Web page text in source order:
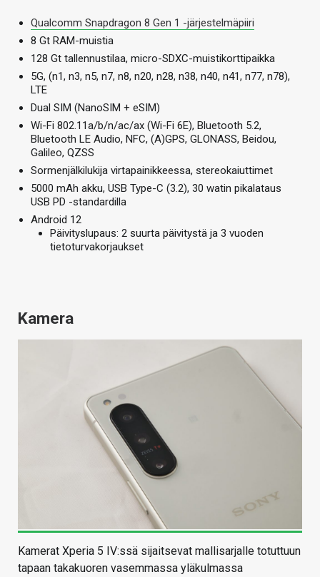
Qualcomm Snapdragon 8 Gen 1 -järjestelmäpiiri
8 Gt RAM-muistia
128 Gt tallennustilaa, micro-SDXC-muistikorttipaikka
5G, (n1, n3, n5, n7, n8, n20, n28, n38, n40, n41, n77, n78),
LTE
Dual SIM (NanoSIM + eSIM)
Wi-Fi 802.11a/b/n/ac/ax (Wi-Fi 6E), Bluetooth 5.2,
Bluetooth LE Audio, NFC, (A)GPS, GLONASS, Beidou,
Galileo, QZSS
Sormenjälkilukija virtapainikkeessa, stereokaiuttimet
5000 mAh akku, USB Type-C (3.2), 30 watin pikalataus
USB PD -standardilla
Android 12
Päivityslupaus: 2 suurta päivitystä ja 3 vuoden
tietoturvakorjaukset
Kamera
Kamerat Xperia 5 IV:ssä sijaitsevat mallisarjalle totuttuun
tapaan takakuoren vasemmassa yläkulmassa